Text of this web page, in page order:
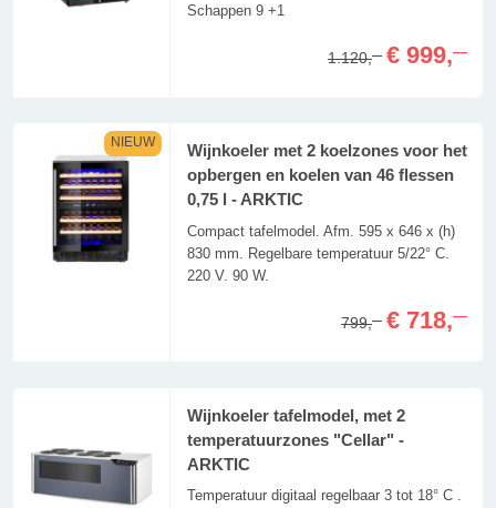
Schappen 9 +1
1.120,— € 999,—
NIEUW
Wijnkoeler met 2 koelzones voor het
opbergen en koelen van 46 flessen
0,75 l - ARKTIC
Compact tafelmodel. Afm. 595 x 646 x (h)
830 mm. Regelbare temperatuur 5/22° C.
220 V. 90 W.
799,— € 718,—
Wijnkoeler tafelmodel, met 2
temperatuurzones "Cellar" -
ARKTIC
Temperatuur digitaal regelbaar 3 tot 18° C .